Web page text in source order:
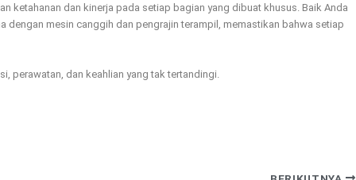
ketahanan dan kinerja pada setiap bagian yang dibuat khusus. Baik Anda
dengan mesin canggih dan pengrajin terampil, memastikan bahwa setiap
perawatan, dan keahlian yang tak tertandingi.